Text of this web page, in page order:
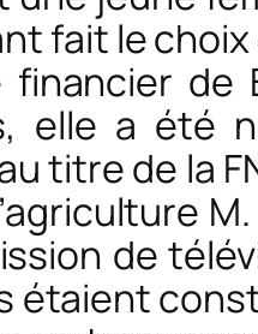
fait le
financier de
elle a été
titre de la
de
étaient